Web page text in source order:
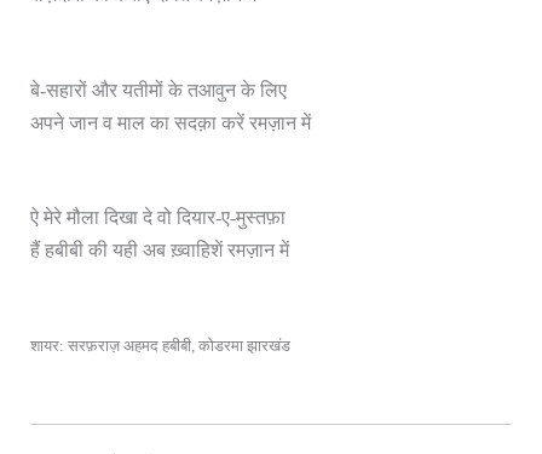
बे-सहारों और यतीमों के तआवुन के लिए
अपने जान व माल का सदक़ा करें रमज़ान में
ऐ मेरे मौला दिखा दे वो दियार-ए-मुस्तफ़ा
हैं हबीबी की यही अब ख़्वाहिशें रमज़ान में
शायर: सरफ़राज़ अहमद हबीबी, कोडरमा झारखंड